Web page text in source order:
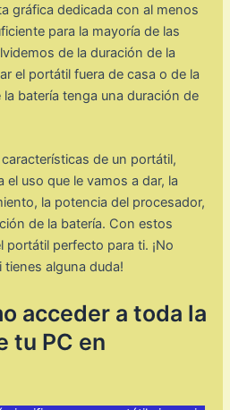
gráfica dedicada con al menos
para la mayoría de las
de la duración de la
el portátil fuera de casa o de la
batería tenga una duración de
de un portátil,
uso que le vamos a dar, la
la potencia del procesador,
de la batería. Con estos
perfecto para ti. ¡No
alguna duda!
acceder a toda la
tu PC en